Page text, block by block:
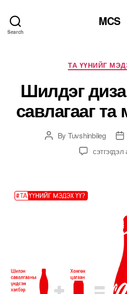
Search
MCS
ТА ҮҮНИЙГ
Шилдэг
савлагааг
PostBy Tuvshinbileg
Шилдэг
сэтгэгдэл